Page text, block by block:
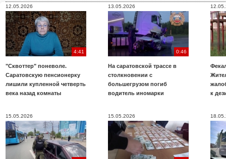
12.05.2026
4:41
"Сквоттер" поневоле.
Саратовскую пенсионерку
лишили купленной четверть
века назад комнаты
13.05.2026
0:46
На саратовской трассе в
столкновении с
большегрузом погиб
водитель иномарки
к
15.05.2026 15.05.2026